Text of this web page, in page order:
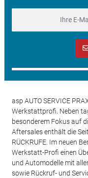
asp AUTO SERVICE
Werkstattprofi. Neben
besonderem Fokus auf
Aftersales enthält die
RÜCKRUFE. Im neuen
Werkstatt-Profi einen
und Automodelle mit
sowie Rückruf- und